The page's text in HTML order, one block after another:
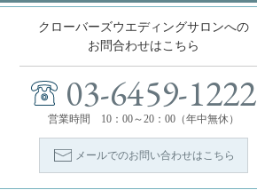
クローバーズウエディングサロンへの
お問合わせはこちら
03-6459-1222
営業時間 10：00～20：00（年中無休）
メールでのお問い合わせはこちら